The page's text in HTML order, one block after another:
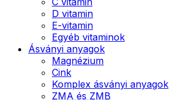
D vitamin
E-vitamin
Egyéb vitaminok
Ásványi anyagok
Magnézium
Cink
Komplex ásványi anyagok
ZMA és ZMB